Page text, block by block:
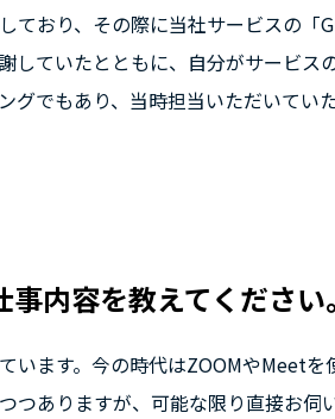
ており、その際に当社サービスの
していたとともに、自分がサービ
グでもあり、当時担当いただいて
内容を教えてください。
います。今の時代はZOOMやMeetを
つありますが、可能な限り直接お伺